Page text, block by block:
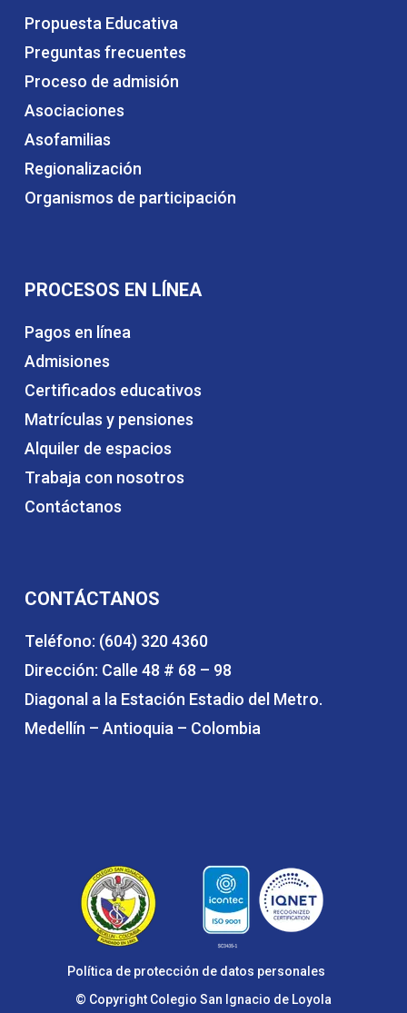
Propuesta Educativa
Preguntas frecuentes
Proceso de admisión
Asociaciones
Asofamilias
Regionalización
Organismos de participación
PROCESOS EN LÍNEA
Pagos en línea
Admisiones
Certificados educativos
Matrículas y pensiones
Alquiler de espacios
Trabaja con nosotros
Contáctanos
CONTÁCTANOS
Teléfono: (604) 320 4360
Dirección: Calle 48 # 68 – 98
Diagonal a la Estación Estadio del Metro.
Medellín – Antioquia – Colombia
Política de protección de datos personales
© Copyright Colegio San Ignacio de Loyola